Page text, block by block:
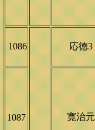
1086 応徳3
1087 寛治元